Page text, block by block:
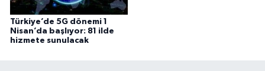
Türkiye’de 5G dönemi 1
Nisan’da başlıyor: 81 ilde
hizmete sunulacak